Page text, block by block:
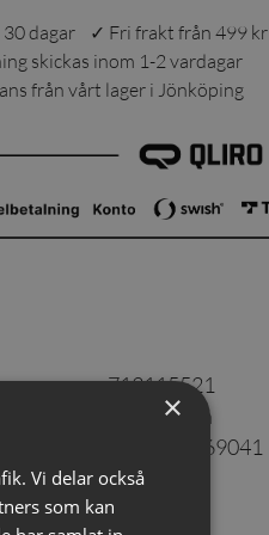
30 dagar ✓ Fri frakt från 499 kr
skickas inom 1-2 vardagar
från vårt lager i Jönköping
:
713115521
100% siden
7350171069041
Röd
×
Vi delar också
som kan